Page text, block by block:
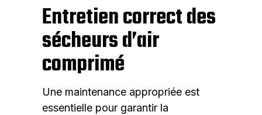
Entretien correct des
sécheurs d’air
comprimé
Une maintenance appropriée est
essentielle pour garantir la